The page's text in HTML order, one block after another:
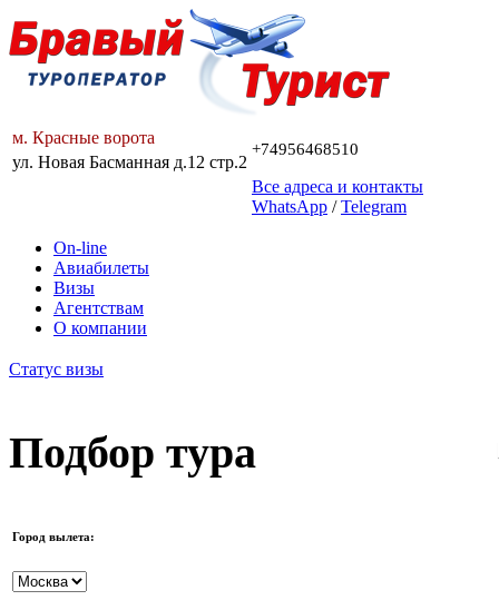
м. Красные ворота
+74956468510
ул. Новая Басманная д.12 стр.2
Все адреса и контакты
WhatsApp /Telegram
On-line
Авиабилеты
Визы
Агентствам
О компании
Статус визы
Подбор тура
Город вылета: